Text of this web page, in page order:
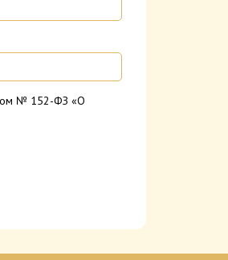
№ 152-ФЗ «О